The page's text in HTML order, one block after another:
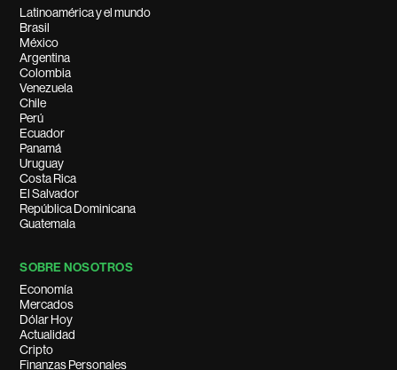
Latinoamérica y el mundo
Brasil
México
Argentina
Colombia
Venezuela
Chile
Perú
Ecuador
Panamá
Uruguay
Costa Rica
El Salvador
República Dominicana
Guatemala
SOBRE NOSOTROS
Economía
Mercados
Dólar Hoy
Actualidad
Cripto
Finanzas Personales